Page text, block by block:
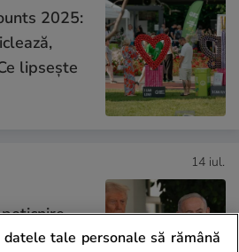
2025:
lipsește
14 iul.
drumul
datele tale personale să rămână